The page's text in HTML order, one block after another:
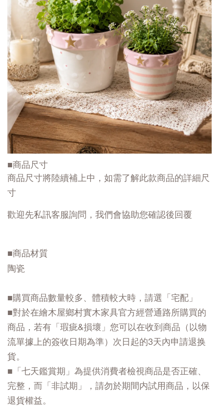
■商品尺寸
商品尺寸將陸續補上中，如需了解此款商品的詳細尺
寸
歡迎先私訊客服詢問，我們會協助您確認後回覆
■商品材質
陶瓷
■購買商品數量較多、體積較大時，請選「宅配」
■對於在繪木屋鄉村實木家具官方經營通路所購買的
商品，若有「瑕疵&損壞」您可以在收到商品（以物
流單據上的簽收日期為準）次日起的3天內申請退换
貨。
■「七天鑑賞期」為提供消費者檢視商品是否正確、
完整，而「非試期」，請勿於期間内試用商品，以保
退貨權益。